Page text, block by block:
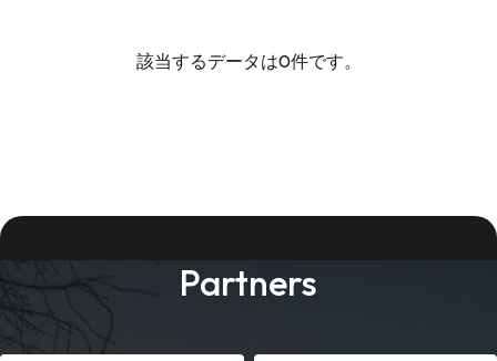
該当するデータは0件です。
Partners